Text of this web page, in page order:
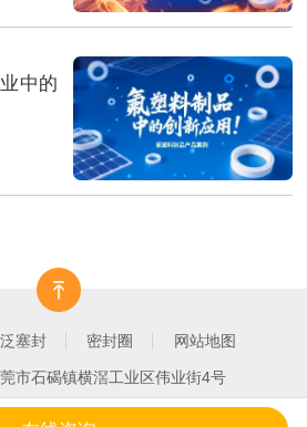
中的
泛塞封 密封圈 网站地图
市石碣镇横滘工业区伟业街4号